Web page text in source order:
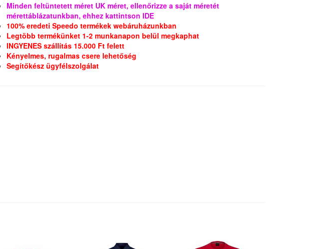
Minden feltüntetett méret UK méret, ellenőrizze a saját méretét
mérettáblázatunkban, ehhez kattintson IDE
100% eredeti Speedo termékek webáruházunkban
Legtöbb termékünket 1-2 munkanapon belül megkaphat
INGYENES szállítás 15.000 Ft felett
Kényelmes, rugalmas csere lehetőség
Segítőkész ügyfélszolgálat